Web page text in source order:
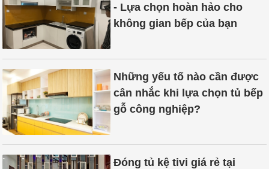
- Lựa chọn hoàn hảo cho
không gian bếp của bạn
Những yếu tố nào cần được
cân nhắc khi lựa chọn tủ bếp
gỗ công nghiệp?
Đóng tủ kệ tivi giá rẻ tại